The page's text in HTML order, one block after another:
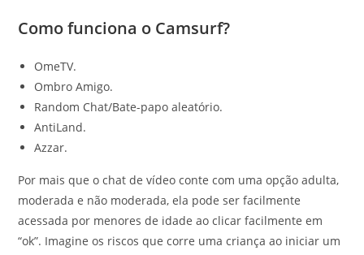
Como funciona o Camsurf?
OmeTV.
Ombro Amigo.
Random Chat/Bate-papo aleatório.
AntiLand.
Azzar.
Por mais que o chat de vídeo conte com uma opção adulta,
moderada e não moderada, ela pode ser facilmente
acessada por menores de idade ao clicar facilmente em
“ok”. Imagine os riscos que corre uma criança ao iniciar um